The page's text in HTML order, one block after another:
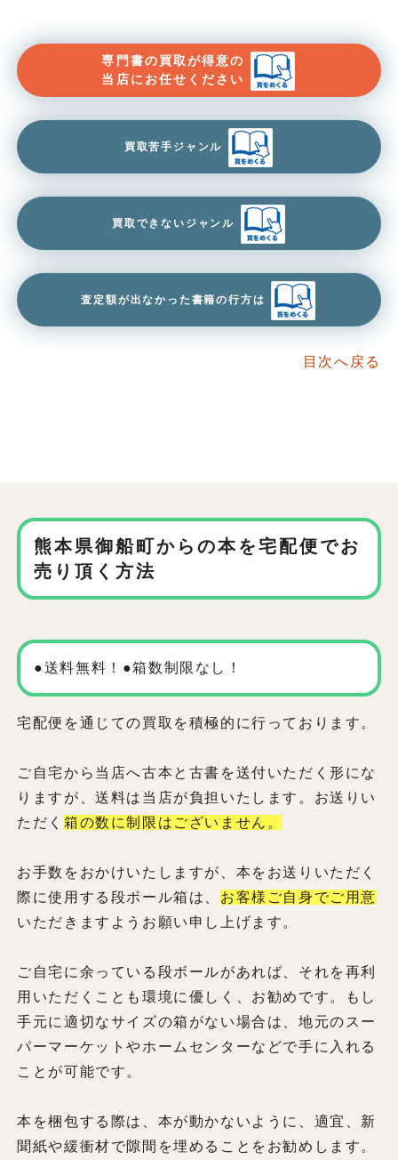
専門書の買取が得意の
当店にお任せください
買取苦手ジャンル
買取できないジャンル
査定額が出なかった書籍の行方は
目次へ戻る
熊本県御船町からの本を宅配便でお
売り頂く方法
●送料無料！●箱数制限なし！
宅配便を通じての買取を積極的に行っております。
ご自宅から当店へ古本と古書を送付いただく形にな
りますが、送料は当店が負担いたします。お送りい
ただく 箱の数に制限はございません。
お手数をおかけいたしますが、本をお送りいただく
際に使用する段ボール箱は、 お客様ご自身でご用意
いただきますようお願い申し上げます。
ご自宅に余っている段ボールがあれば、それを再利
用いただくことも環境に優しく、お勧めです。もし
手元に適切なサイズの箱がない場合は、地元のスー
パーマーケットやホームセンターなどで手に入れる
ことが可能です。
本を梱包する際は、本が動かないように、適宜、新
聞紙や緩衝材で隙間を埋めることをお勧めします。